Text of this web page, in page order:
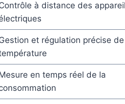
à distance des
et régulation précise
en temps réel de la